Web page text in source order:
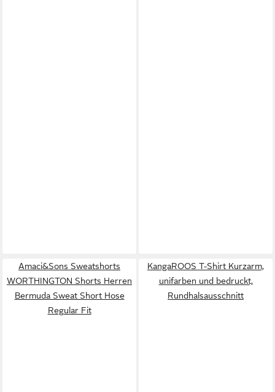
Amaci&Sons Sweatshorts
WORTHINGTON Shorts Herren
Bermuda Sweat Short Hose
Regular Fit
KangaROOS T-Shirt Kurzarm,
unifarben und bedruckt,
Rundhalsausschnitt